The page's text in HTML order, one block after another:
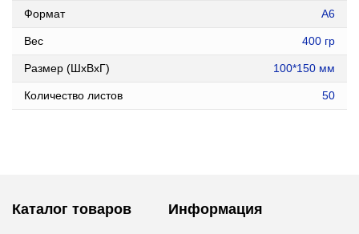
Формат А6
Вес 400 гр
Размер (ШxВxГ) 100*150 мм
Количество листов 50
Каталог товаров Информация